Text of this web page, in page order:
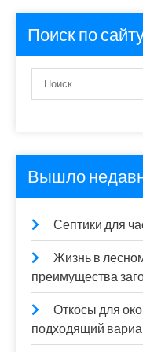
Поиск по
Вышло
Септики для
Жизнь в
преимущества
Откосы для
подходящий